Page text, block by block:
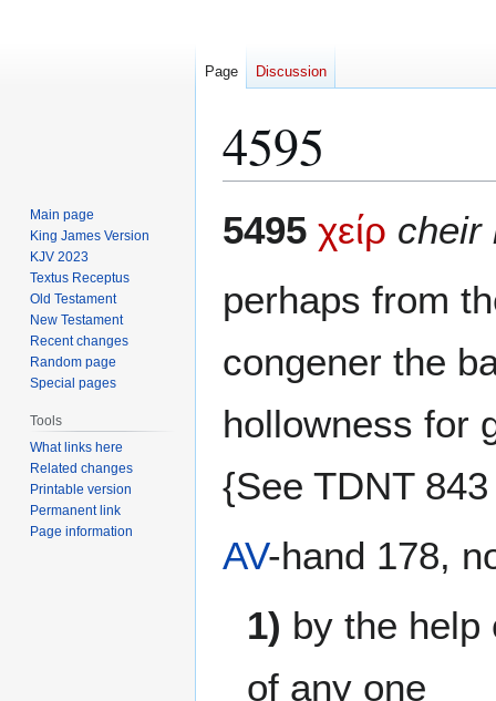
4595
to
to
5495 χείρ cheir
perhaps from
congener the
hollowness for
{See TDNT
AV-hand 178,
1) by the help
of any one
Page Discussion
Main page
King James Version
KJV 2023
Textus Receptus
Old Testament
New Testament
Recent changes
Random page
Special pages
Tools
What links here
Related changes
Printable version
Permanent link
Page information